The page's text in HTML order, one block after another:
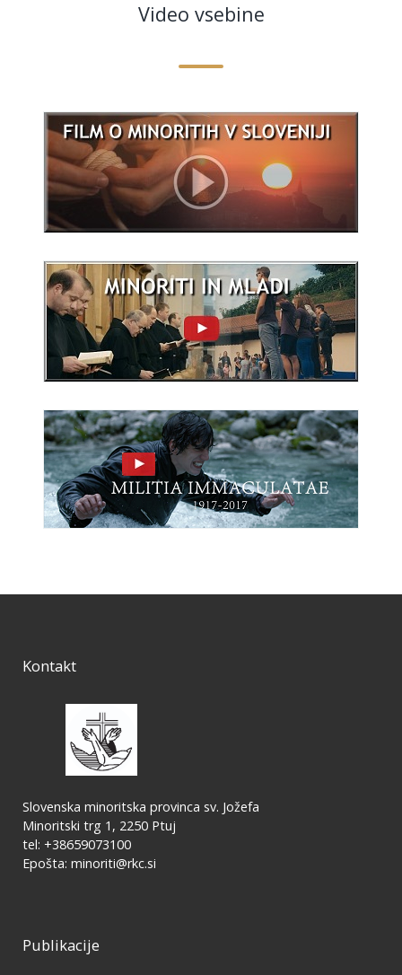
Video vsebine
Kontakt
Slovenska minoritska provinca sv. Jožefa
Minoritski trg 1, 2250 Ptuj
tel: +38659073100
Epošta: minoriti@rkc.si
Publikacije